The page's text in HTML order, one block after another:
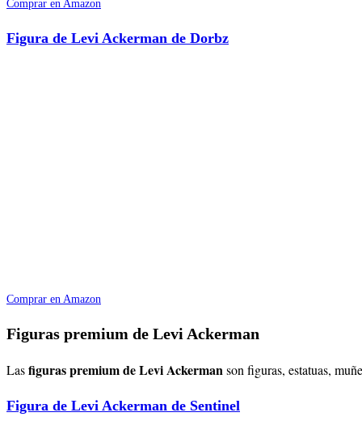
Comprar en Amazon
Figura de Levi Ackerman de Dorbz
Comprar en Amazon
Figuras premium de Levi Ackerman
Lasfiguras premium de Levi Ackermanson figuras, estatuas,
Figura de Levi Ackerman de Sentinel